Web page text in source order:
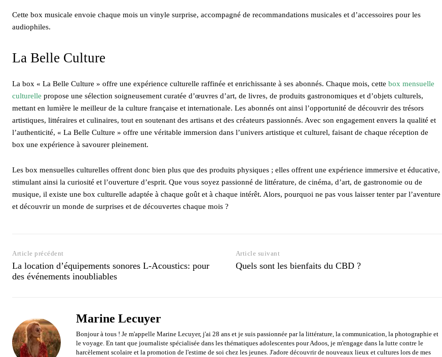
Cette box musicale envoie chaque mois un vinyle surprise, accompagné de recommandations musicales et d’accessoires pour les
audiophiles.
La Belle Culture
La box « La Belle Culture » offre une expérience culturelle raffinée et enrichissante à ses abonnés. Chaque mois, cette box mensuelle
culturelle propose une sélection soigneusement curatée d’œuvres d’art, de livres, de produits gastronomiques et d’objets culturels,
mettant en lumière le meilleur de la culture française et internationale. Les abonnés ont ainsi l’opportunité de découvrir des trésors
artistiques, littéraires et culinaires, tout en soutenant des artisans et des créateurs passionnés. Avec son engagement envers la qualité et
l’authenticité, « La Belle Culture » offre une véritable immersion dans l’univers artistique et culturel, faisant de chaque réception de
box une expérience à savourer pleinement.
Les box mensuelles culturelles offrent donc bien plus que des produits physiques ; elles offrent une expérience immersive et éducative,
stimulant ainsi la curiosité et l’ouverture d’esprit. Que vous soyez passionné de littérature, de cinéma, d’art, de gastronomie ou de
musique, il existe une box culturelle adaptée à chaque goût et à chaque intérêt. Alors, pourquoi ne pas vous laisser tenter par l’aventure
et découvrir un monde de surprises et de découvertes chaque mois ?
Article précédent
La location d’équipements sonores L-Acoustics: pour
des événements inoubliables
Article suivant
Quels sont les bienfaits du CBD ?
Marine Lecuyer
Bonjour à tous ! Je m'appelle Marine Lecuyer, j'ai 28 ans et je suis passionnée par la littérature, la communication, la photographie et
le voyage. En tant que journaliste spécialisée dans les thématiques adolescentes pour Adoos, je m'engage dans la lutte contre le
harcèlement scolaire et la promotion de l'estime de soi chez les jeunes. J'adore découvrir de nouveaux lieux et cultures lors de mes